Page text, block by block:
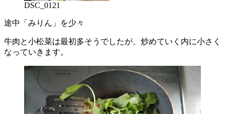
DSC_0121
途中「みりん」を少々
牛肉と小松菜は最初多そうでしたが、炒めていく内に小さく
なっていきます。